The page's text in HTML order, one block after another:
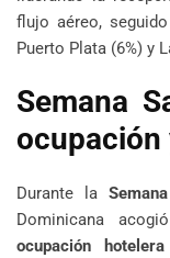
flujo aéreo,
Puerto Plata (6%) y
Semana
ocupación
Durante la
Dominicana
ocupación